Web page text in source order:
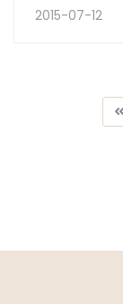
2015-07-12